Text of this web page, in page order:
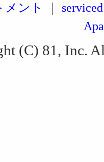
メント
(C) 81, Inc.